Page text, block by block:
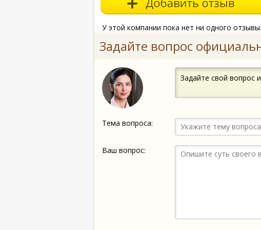
У этой компании пока нет ни одного
Задайте вопрос
Задайте свой вопрос
Тема вопроса:
Ваш вопрос: